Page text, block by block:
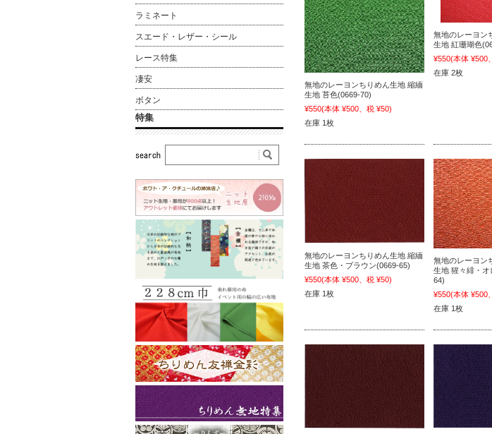
無地のレーヨンちりめん生地 縮緬
生地 苔色(0669-70)
¥550(本体 ¥500、税 ¥50)
在庫 1枚
無地のレーヨン
生地 紅珊瑚色
¥550(本体 ¥500
在庫 2枚
無地のレーヨンちりめん生地 縮緬
生地 茶色・ブラウン(0669-65)
¥550(本体 ¥500、税 ¥50)
在庫 1枚
無地のレーヨン
生地 猩々緋・
64)
¥550(本体 ¥500
在庫 1枚
ラミネート
スエード・レザー・シール
レース特集
凄安
ボタン
特集